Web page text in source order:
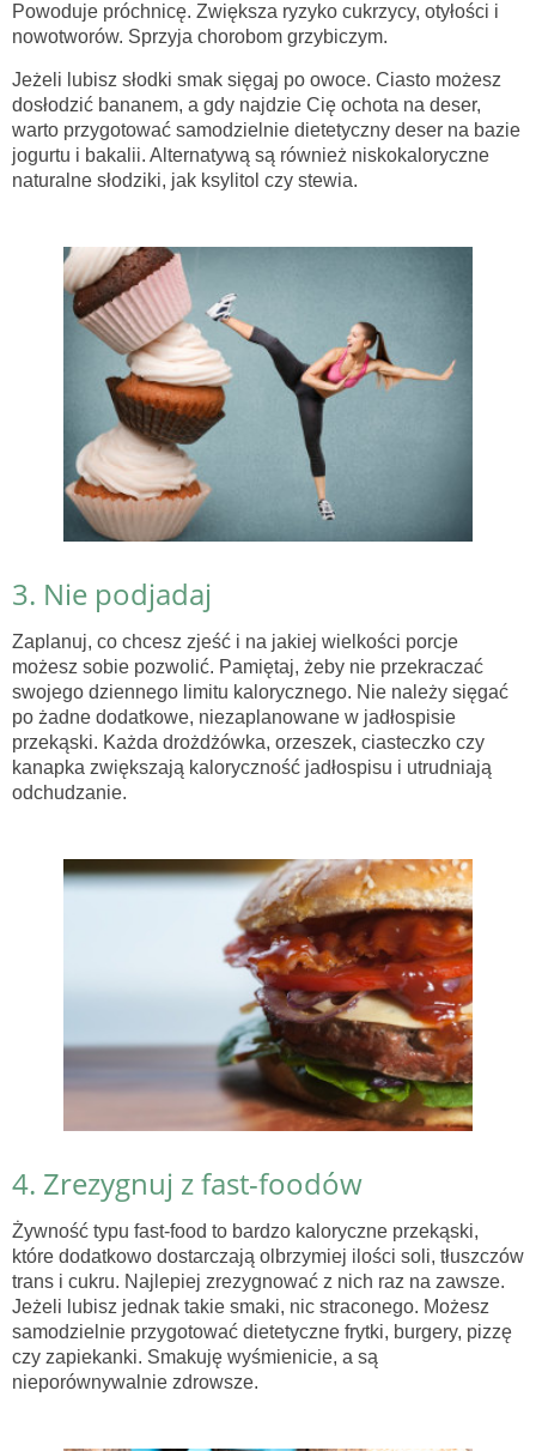
Powoduje próchnicę. Zwiększa ryzyko cukrzycy, otyłości i
nowotworów. Sprzyja chorobom grzybiczym.
Jeżeli lubisz słodki smak sięgaj po owoce. Ciasto możesz
dosłodzić bananem, a gdy najdzie Cię ochota na deser,
warto przygotować samodzielnie dietetyczny deser na bazie
jogurtu i bakalii. Alternatywą są również niskokaloryczne
naturalne słodziki, jak ksylitol czy stewia.
3. Nie podjadaj
Zaplanuj, co chcesz zjeść i na jakiej wielkości porcje
możesz sobie pozwolić. Pamiętaj, żeby nie przekraczać
swojego dziennego limitu kalorycznego. Nie należy sięgać
po żadne dodatkowe, niezaplanowane w jadłospisie
przekąski. Każda drożdżówka, orzeszek, ciasteczko czy
kanapka zwiększają kaloryczność jadłospisu i utrudniają
odchudzanie.
4. Zrezygnuj z fast-foodów
Żywność typu fast-food to bardzo kaloryczne przekąski,
które dodatkowo dostarczają olbrzymiej ilości soli, tłuszczów
trans i cukru. Najlepiej zrezygnować z nich raz na zawsze.
Jeżeli lubisz jednak takie smaki, nic straconego. Możesz
samodzielnie przygotować dietetyczne frytki, burgery, pizzę
czy zapiekanki. Smakuję wyśmienicie, a są
nieporównywalnie zdrowsze.